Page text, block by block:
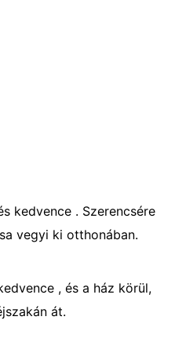
kedvence . Szerencsére
vegyi ki otthonában.
, és a ház körül,
át.